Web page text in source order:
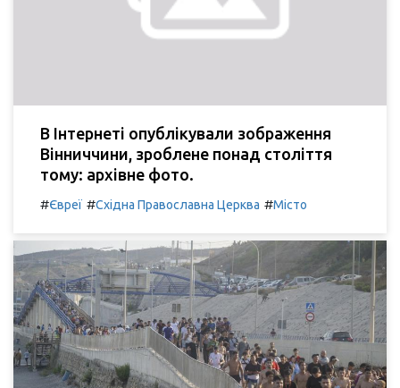
В Інтернеті опублікували зображення
Вінниччини, зроблене понад століття
тому: архівне фото.
#Євреї #Східна Православна Церква #Місто